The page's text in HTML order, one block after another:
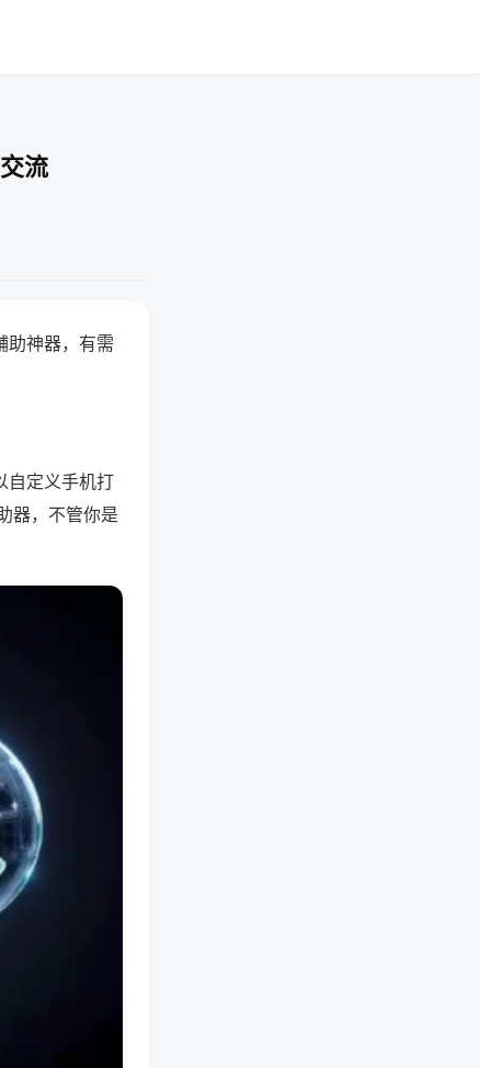
流
助神器，有需
自定义手机打
器，不管你是